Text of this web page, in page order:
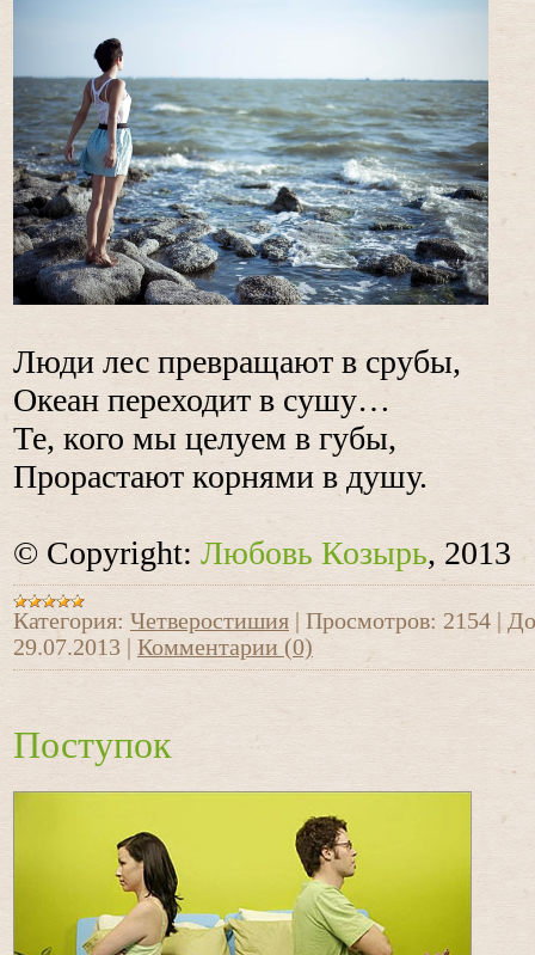
Люди лес превращают в срубы,
Океан переходит в сушу…
Те, кого мы целуем в губы,
Прорастают корнями в душу.
© Copyright: Любовь Козырь, 2013
Категория: Четверостишия Просмотров: 2154
29.07.2013
Комментарии (0)
Поступок